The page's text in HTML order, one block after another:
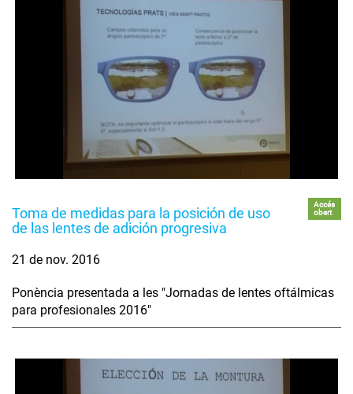
Toma de medidas para la posición de uso
de las lentes de adición progresiva
Accés
obert
21 de nov. 2016
Ponència presentada a les "Jornadas de lentes oftálmicas
para profesionales 2016"